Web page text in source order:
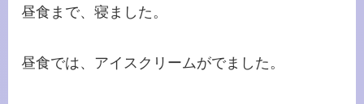
昼食まで、寝ました。
昼食では、アイスクリームがでました。